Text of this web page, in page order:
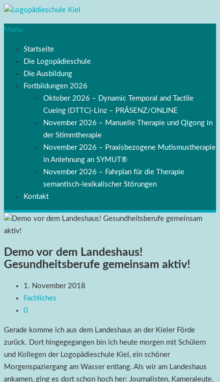
Menu
Startseite
Die Logopädieschule
Die Ausbildung
Fortbildungen 2026
Oktober 2026 – Dynamic Temporal and Tactile
Cueing (DTTC)-Linz – PRÄSENZ/ONLINE
November 2026 – Manuelle Therapie und Qigong in
der Stimmtherapie
November 2026 – Praxisbezogene Mutismustherapie
in Anlehnung an SYMUT®
November 2026 – Fahrplan für die Therapie
semantisch-lexikalischer Störungen
Kontakt
Demo vor dem Landeshaus!
Gesundheitsberufe gemeinsam aktiv!
1. November 2018
Fachliches
0
Gerade komme ich aus dem Landeshaus an der Kieler Förde
zurück. Dort hingegegangen bin ich heute morgen mit Schülern
und Kollegen der Logopädieschule Kiel, ein schöner
Morgenspaziergang am Wasser entlang. Als wir am Landeshaus
ankamen, ging es dort schon hoch her: Journalisten, Kameraleute,